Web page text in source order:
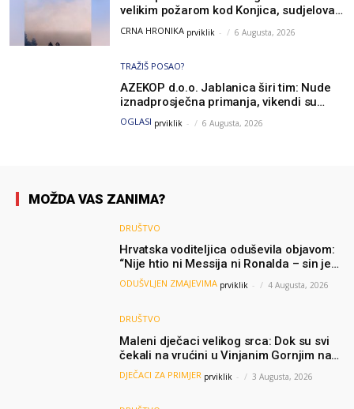
velikim požarom kod Konjica, sudjelovao
i Air Tractor
CRNA HRONIKA prviklik - 6 Augusta, 2026
TRAŽIŠ POSAO?
AZEKOP d.o.o. Jablanica širi tim: Nude
iznadprosječna primanja, vikendi su
slobodni, traži se više radnika
OGLASI prviklik - 6 Augusta, 2026
MOŽDA VAS ZANIMA?
DRUŠTVO
Hrvatska voditeljica oduševila objavom:
“Nije htio ni Messija ni Ronalda – sin je
želio samo dres Bosne”
ODUŠVLJEN ZMAJEVIMA prviklik - 4 Augusta, 2026
DRUŠTVO
Maleni dječaci velikog srca: Dok su svi
čekali na vrućini u Vinjanim Gornjim na
granici, Ljubi i Šime su dijelili vodu
putnicima
DJEČACI ZA PRIMJER prviklik - 3 Augusta, 2026